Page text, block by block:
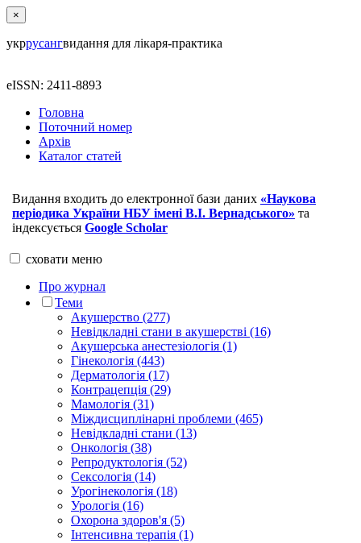
×
укррусангвидання для лікаря-практика
eISSN: 2411-8893
Головна
Поточний номер
Архів
Каталог статей
Видання входить до електронної бази даних «Наукова
періодика України НБУ імені В.І. Вернадського» та
індексується Google Scholar
сховати меню
Про журнал
Теми
Акушерство (277)
Невідкладні стани в акушерстві (16)
Акушерська анестезіологія (1)
Гінекологія (443)
Дерматологія (17)
Контрацепція (29)
Мамологія (31)
Міждисциплінарні проблеми (465)
Невідкладні стани (13)
Онкологія (38)
Репродуктологія (52)
Сексологія (14)
Урогінекологія (18)
Урологія (16)
Охорона здоров'я (5)
Інтенсивна терапія (1)